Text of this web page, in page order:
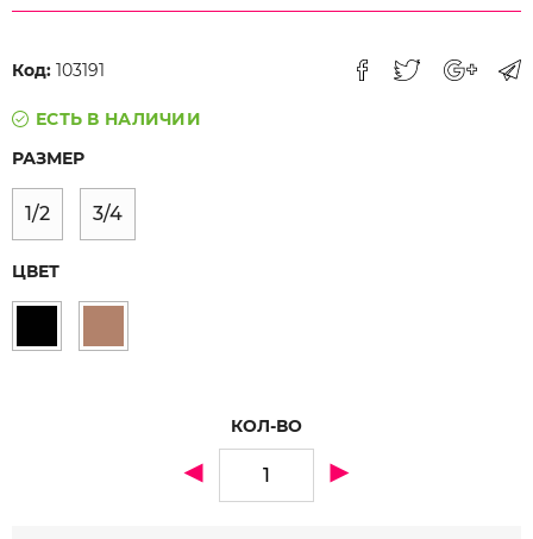
Код: 103191
ЕСТЬ В НАЛИЧИИ
РАЗМЕР
1/2 3/4
ЦВЕТ
КОЛ-ВО